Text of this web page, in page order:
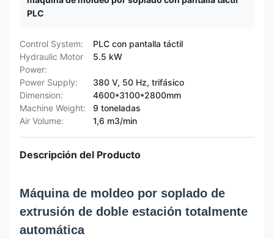
PLC
Control System:
PLC con pantalla táctil
Hydraulic Motor
Power:
5.5 kW
Power Supply:
380 V, 50 Hz, trifásico
Dimension:
4600*3100*2800mm
Machine Weight:
9 toneladas
Air Volume:
1,6 m3/min
Descripción del Producto
Máquina de moldeo por soplado de
extrusión de doble estación totalmente
automática